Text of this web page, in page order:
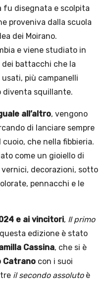
fu disegnata e scolpita
proveniva dalla scuola
dei Moirano.
e viene studiato in
dei battacchi che la
più campanelli
diventa squillante.
all’altro, vengono
di lanciare sempre
che nella fibbieria.
come un gioiello di
decorazioni, sotto
pennacchi e le
e ai vincitori, Il primo
edizione è stato
Cassina, che si è
Catrano con i suoi
il secondo assoluto è